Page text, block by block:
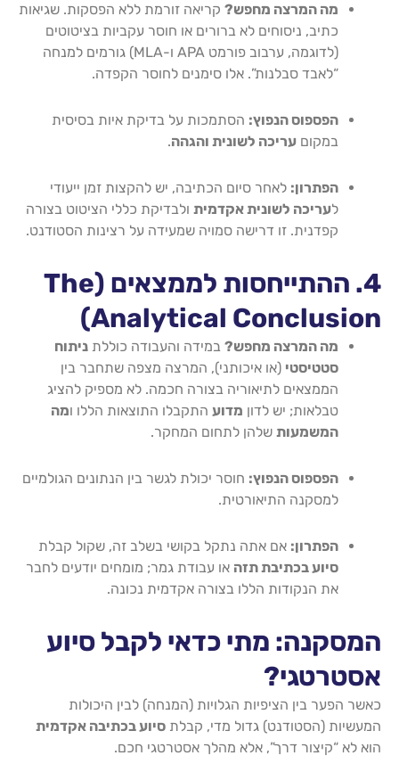
מה המרצה מחפש? קריאה זורמת ללא הפסקות. שגיאות
כתיב, ניסוחים לא ברורים או חוסר עקביות בציטוטים
(לדוגמה, ערבוב פורמט APA ו-MLA) גורמים למנחה
“לאבד סבלנות”. אלו סימנים לחוסר הקפדה.
הפספוס הנפוץ: הסתמכות על בדיקת איות בסיסית
במקום עריכה לשונית והגהה.
הפתרון: לאחר סיום הכתיבה, יש להקצות זמן ייעודי
לעריכה לשונית אקדמית ולבדיקת כללי הציטוט בצורה
קפדנית. זו דרישה סמויה שמעידה על רצינות הסטודנט.
4. ההתייחסות לממצאים (The
Analytical Conclusion)
מה המרצה מחפש? במידה והעבודה כוללת ניתוח
סטטיסטי (או איכותני), המרצה מצפה שתחבר בין
הממצאים לתיאוריה בצורה חכמה. לא מספיק להציג
טבלאות; יש לדון מדוע התקבלו התוצאות הללו ומה
המשמעות שלהן לתחום המחקר.
הפספוס הנפוץ: חוסר יכולת לגשר בין הנתונים הגולמיים
למסקנה התיאורטית.
הפתרון: אם אתה נתקל בקושי בשלב זה, שקול קבלת
סיוע בכתיבת תזה או עבודת גמר; מומחים יודעים לחבר
את הנקודות הללו בצורה אקדמית נכונה.
המסקנה: מתי כדאי לקבל סיוע
אסטרטגי?
כאשר הפער בין הציפיות הגלויות (המנחה) לבין היכולות
המעשיות (הסטודנט) גדול מדי, קבלת סיוע בכתיבה אקדמית
הוא לא “קיצור דרך”, אלא מהלך אסטרטגי חכם.